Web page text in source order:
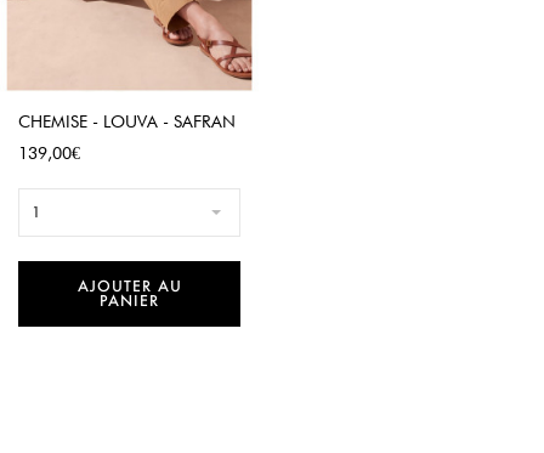
CHEMISE - LOUVA - SAFRAN
Prix
139,00€
1
AJOUTER AU
PANIER